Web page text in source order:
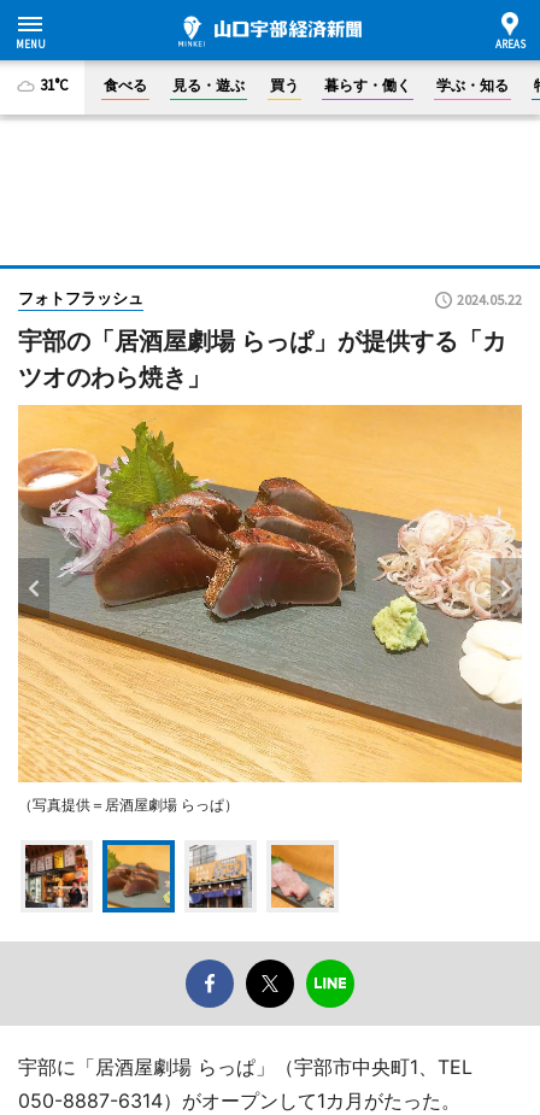
31°C 食べる 見る・遊ぶ 買う 暮らす・働く 学ぶ・知る
フォトフラッシュ 2024.05.22
宇部の「居酒屋劇場 らっぱ」が提供する「カ
ツオのわら焼き」
（写真提供＝居酒屋劇場 らっぱ）
宇部に「居酒屋劇場 らっぱ」（宇部市中央町1、TEL
050-8887-6314）がオープンして1カ月がたった。